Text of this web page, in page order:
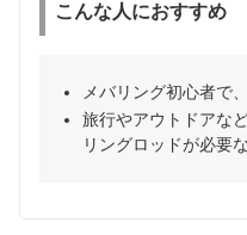
こんな人におすすめ
メバリング初心者で
旅行やアウトドアな
リングロッドが必要